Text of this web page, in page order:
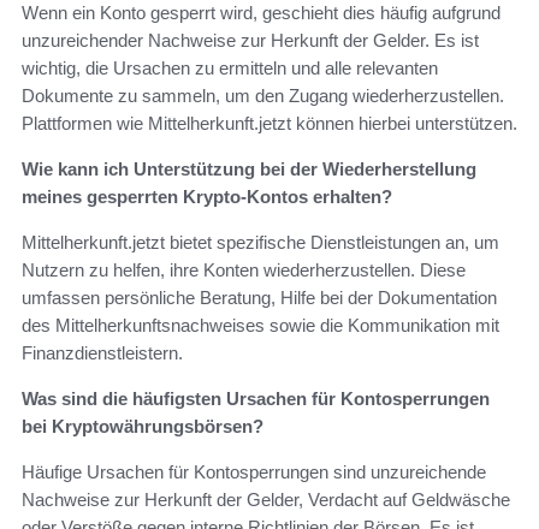
Wenn ein Konto gesperrt wird, geschieht dies häufig aufgrund
unzureichender Nachweise zur Herkunft der Gelder. Es ist
wichtig, die Ursachen zu ermitteln und alle relevanten
Dokumente zu sammeln, um den Zugang wiederherzustellen.
Plattformen wie Mittelherkunft.jetzt können hierbei unterstützen.
Wie kann ich Unterstützung bei der Wiederherstellung
meines gesperrten Krypto-Kontos erhalten?
Mittelherkunft.jetzt bietet spezifische Dienstleistungen an, um
Nutzern zu helfen, ihre Konten wiederherzustellen. Diese
umfassen persönliche Beratung, Hilfe bei der Dokumentation
des Mittelherkunftsnachweises sowie die Kommunikation mit
Finanzdienstleistern.
Was sind die häufigsten Ursachen für Kontosperrungen
bei Kryptowährungsbörsen?
Häufige Ursachen für Kontosperrungen sind unzureichende
Nachweise zur Herkunft der Gelder, Verdacht auf Geldwäsche